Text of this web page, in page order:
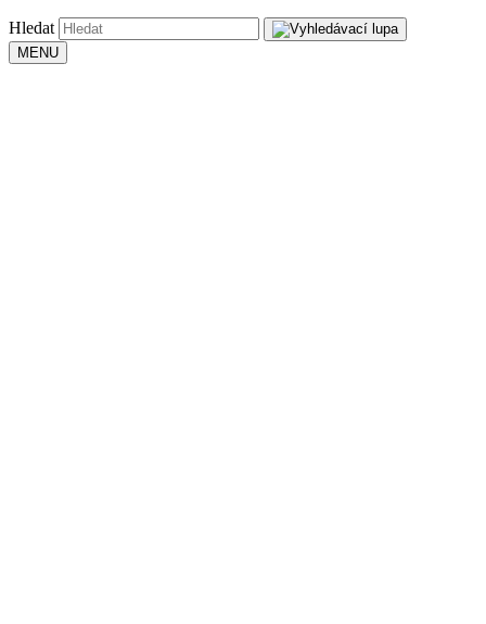
Hledat
MENU